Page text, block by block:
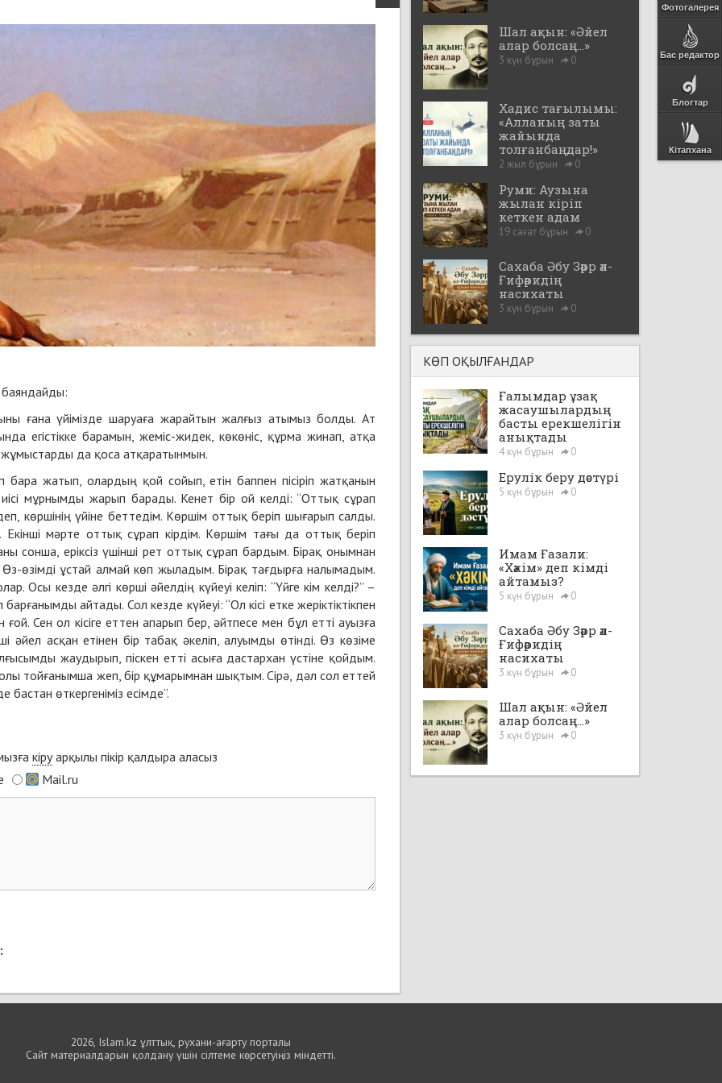
Фотогалерея
Бас редактор
Блогтар
Кітапхана
баяндайды:
ғана үйімізде шаруаға жарайтын жалғыз атымыз болды. Ат
егістікке барамын, жеміс-жидек, көкөніс, құрма жинап, атқа
жұмыстарды да қоса атқаратынмын.
бара жатып, олардың қой сойып, етін баппен пісіріп жатқанын
мұрнымды жарып барады. Кенет бір ой келді: “Оттық сұрап
көршінің үйіне беттедім. Көршім оттық беріп шығарып салды.
Екінші мәрте оттық сұрап кірдім. Көршім тағы да оттық беріп
сонша, еріксіз үшінші рет оттық сұрап бардым. Бірақ онымнан
өзімді ұстай алмай көп жыладым. Бірақ тағдырға налымадым.
Осы кезде әлгі көрші әйелдің күйеуі келіп: “Үйге кім келді?” –
айтады. Сол кезде күйеуі: “Ол кісі етке жеріктіктікпен
Сен ол кісіге еттен апарып бер, әйтпесе мен бұл етті ауызға
әйел асқан етінен бір табақ әкеліп, алуымды өтінді. Өз көзіме
жаудырып, піскен етті асыға дастархан үстіне қойдым.
тойғанымша жеп, бір құмарымнан шықтым. Сірә, дәл сол еттей
өткергеніміз есімде”.
кіруарқылы пікір қалдыра аласыз
Mail.ru
Шал ақын: «Әйел
алар болсаң...»
3 күн бұрын 0
Хадис тағылымы:
«Алланың заты
жайында
толғанбаңдар!»
2 жыл бұрын 0
Руми: Аузына
жылан кіріп
кеткен адам
19 сағат бұрын 0
Сахаба Әбу Зәрр әл-
Ғифәридің
насихаты
3 күн бұрын 0
КӨП ОҚЫЛҒАНДАР
Ғалымдар ұзақ
жасаушылардың
басты ерекшелігін
анықтады
4 күн бұрын 0
Ерулік беру дәстүрі
5 күн бұрын 0
Имам Ғазали:
«Хәкім» деп кімді
айтамыз?
5 күн бұрын 0
Сахаба Әбу Зәрр әл-
Ғифәридің
насихаты
3 күн бұрын 0
Шал ақын: «Әйел
алар болсаң...»
3 күн бұрын 0
2026, Islam.kz ұлттық, рухани-ағарту порталы
Сайт материалдарын қолдану үшін сілтеме көрсетуіңіз міндетті.